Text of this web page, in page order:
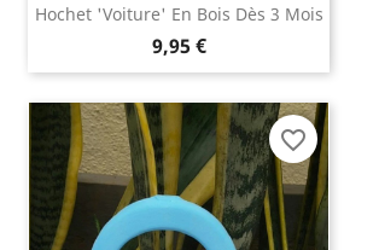
Hochet 'voiture' En Bois Dès 3 Mois
9,95 €
favorite_border